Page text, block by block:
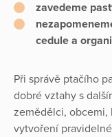
zavedeme
cedule a
Při správě ptačího
dobré vztahy s
zemědělci, obcemi,
vytvoření